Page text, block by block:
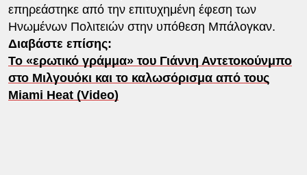
επηρεάστηκε από την επιτυχημένη έφεση των
Ηνωμένων Πολιτειών στην υπόθεση Μπάλογκαν.
Διαβάστε επίσης:
Το «ερωτικό γράμμα» του Γιάννη Αντετοκούνμπο
στο Μιλγουόκι και το καλωσόρισμα από τους
Miami Heat (Video)